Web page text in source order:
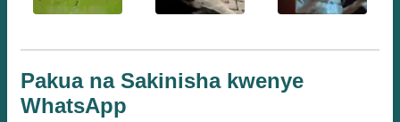
Pakua na Sakinisha kwenye
WhatsApp